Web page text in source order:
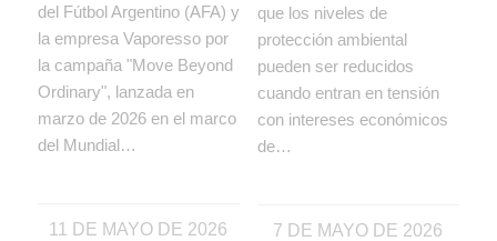
del Fútbol Argentino (AFA) y
la empresa Vaporesso por
la campaña "Move Beyond
Ordinary", lanzada en
marzo de 2026 en el marco
del Mundial…
11 DE MAYO DE 2026
que los niveles de
protección ambiental
pueden ser reducidos
cuando entran en tensión
con intereses económicos
de…
7 DE MAYO DE 2026